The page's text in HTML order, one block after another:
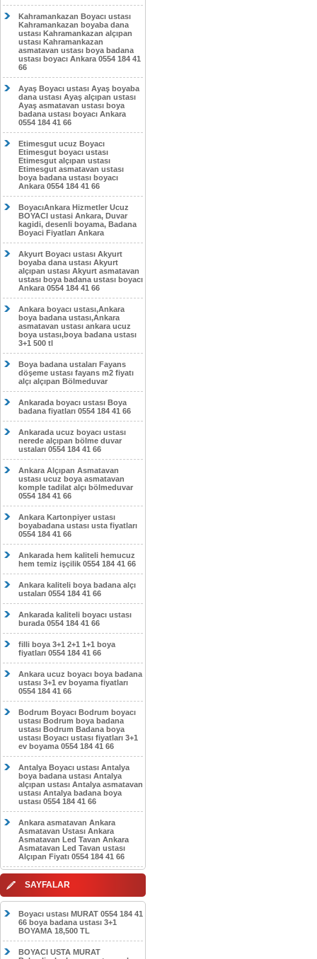
Kahramankazan Boyacı ustası
Kahramankazan boyaba dana
ustası Kahramankazan alçıpan
ustası Kahramankazan
asmatavan ustası boya badana
ustası boyacı Ankara 0554 184 41
66
Ayaş Boyacı ustası Ayaş boyaba
dana ustası Ayaş alçıpan ustası
Ayaş asmatavan ustası boya
badana ustası boyacı Ankara
0554 184 41 66
Etimesgut ucuz Boyacı
Etimesgut boyacı ustası
Etimesgut alçıpan ustası
Etimesgut asmatavan ustası
boya badana ustası boyacı
Ankara 0554 184 41 66
BoyacıAnkara Hizmetler Ucuz
BOYACI ustasi Ankara, Duvar
kagidi, desenli boyama, Badana
Boyaci Fiyatları Ankara
Akyurt Boyacı ustası Akyurt
boyaba dana ustası Akyurt
alçıpan ustası Akyurt asmatavan
ustası boya badana ustası boyacı
Ankara 0554 184 41 66
Ankara boyacı ustası,Ankara
boya badana ustası,Ankara
asmatavan ustası ankara ucuz
boya ustası,boya badana ustası
3+1 500 tl
Boya badana ustaları Fayans
döşeme ustası fayans m2 fiyatı
alçı alçıpan Bölmeduvar
Ankarada boyacı ustası Boya
badana fiyatları 0554 184 41 66
Ankarada ucuz boyacı ustası
nerede alçıpan bölme duvar
ustaları 0554 184 41 66
Ankara Alçıpan Asmatavan
ustası ucuz boya asmatavan
komple tadilat alçı bölmeduvar
0554 184 41 66
Ankara Kartonpiyer ustası
boyabadana ustası usta fiyatları
0554 184 41 66
Ankarada hem kaliteli hemucuz
hem temiz işçilik 0554 184 41 66
Ankara kaliteli boya badana alçı
ustaları 0554 184 41 66
Ankarada kaliteli boyacı ustası
burada 0554 184 41 66
filli boya 3+1 2+1 1+1 boya
fiyatları 0554 184 41 66
Ankara ucuz boyacı boya badana
ustası 3+1 ev boyama fiyatları
0554 184 41 66
Bodrum Boyacı Bodrum boyacı
ustası Bodrum boya badana
ustası Bodrum Badana boya
ustası Boyacı ustası fiyatları 3+1
ev boyama 0554 184 41 66
Antalya Boyacı ustası Antalya
boya badana ustası Antalya
alçıpan ustası Antalya asmatavan
ustası Antalya badana boya
ustası 0554 184 41 66
Ankara asmatavan Ankara
Asmatavan Ustası Ankara
Asmatavan Led Tavan Ankara
Asmatavan Led Tavan ustası
Alçıpan Fiyatı 0554 184 41 66
SAYFALAR
Boyacı ustası MURAT 0554 184 41
66 boya badana ustası 3+1
BOYAMA 18,500 TL
BOYACI USTA MURAT